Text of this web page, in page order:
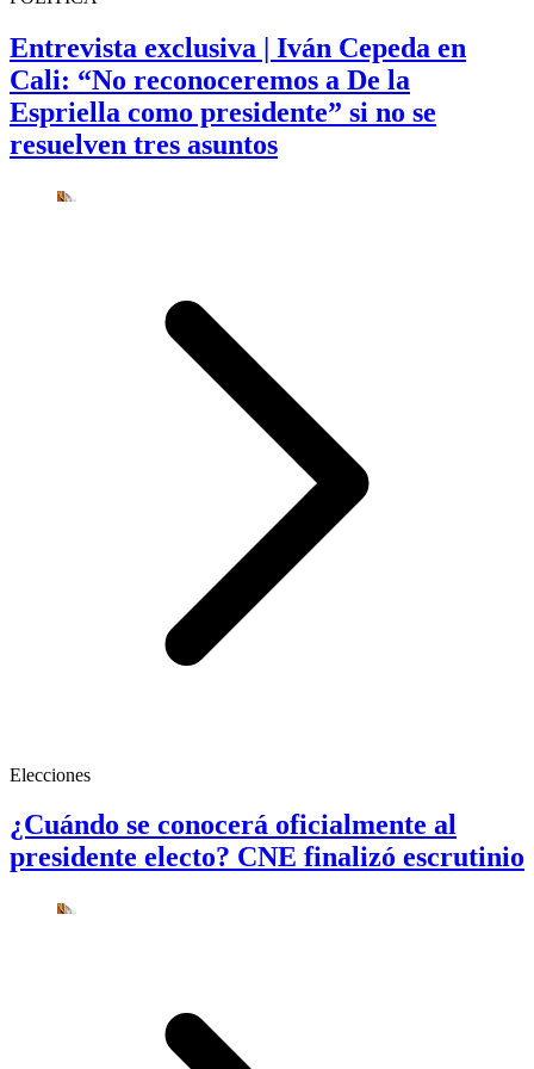
Entrevista exclusiva | Iván Cepeda en
Cali: “No reconoceremos a De la
Espriella como presidente” si no se
resuelven tres asuntos
Elecciones
¿Cuándo se conocerá oficialmente al
presidente electo? CNE finalizó escrutinio